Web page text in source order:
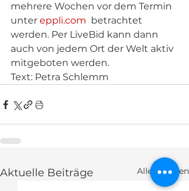
mehrere Wochen vor dem Termin
unter eppli.com betrachtet
werden. Per LiveBid kann dann
auch von jedem Ort der Welt aktiv
mitgeboten werden.
Text: Petra Schlemm
Aktuelle Beiträge Alle ansehen